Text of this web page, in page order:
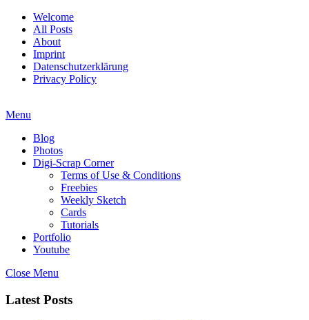
Welcome
All Posts
About
Imprint
Datenschutzerklärung
Privacy Policy
Menu
Blog
Photos
Digi-Scrap Corner
Terms of Use & Conditions
Freebies
Weekly Sketch
Cards
Tutorials
Portfolio
Youtube
Close Menu
Latest Posts